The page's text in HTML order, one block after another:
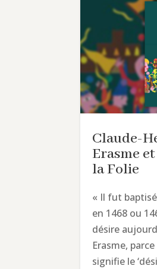
Claude-
Erasme
la Folie
« Il fut
en 1468 ou
désire
Erasme,
signifie le